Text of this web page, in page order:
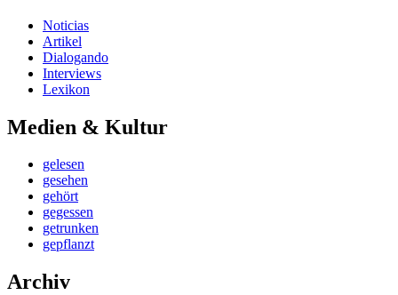
Noticias
Artikel
Dialogando
Interviews
Lexikon
Medien & Kultur
gelesen
gesehen
gehört
gegessen
getrunken
gepflanzt
Archiv